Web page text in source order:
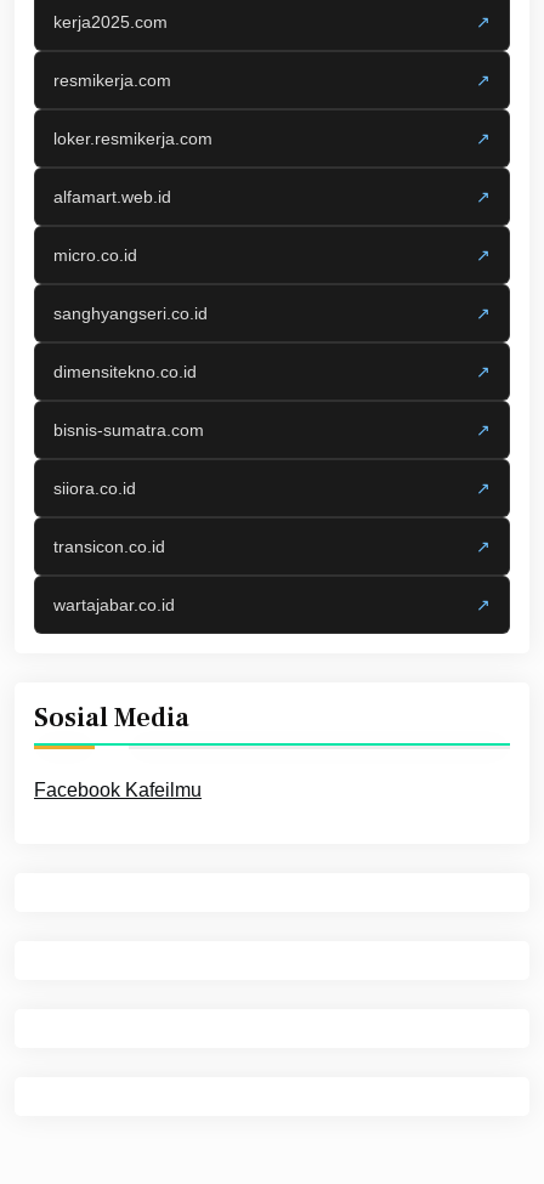
kerja2025.com ↗
resmikerja.com ↗
loker.resmikerja.com ↗
alfamart.web.id ↗
micro.co.id ↗
sanghyangseri.co.id ↗
dimensitekno.co.id ↗
bisnis-sumatra.com ↗
siiora.co.id ↗
transicon.co.id ↗
wartajabar.co.id ↗
Sosial Media
Facebook Kafeilmu